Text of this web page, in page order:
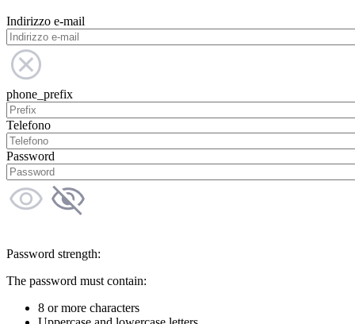
Indirizzo e-mail
phone_prefix
Telefono
Password
Password strength:
The password must contain:
8 or more characters